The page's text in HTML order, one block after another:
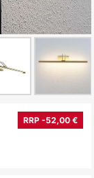
RRP -52,00 €